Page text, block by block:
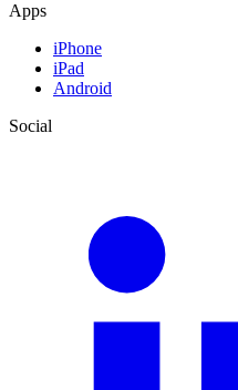
Apps
iPhone
iPad
Android
Social